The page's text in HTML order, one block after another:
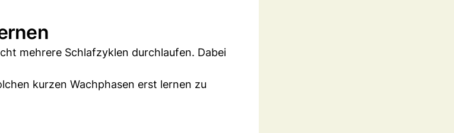
mehrere Schlafzyklen durchlaufen. Dabei
kurzen Wachphasen erst lernen zu